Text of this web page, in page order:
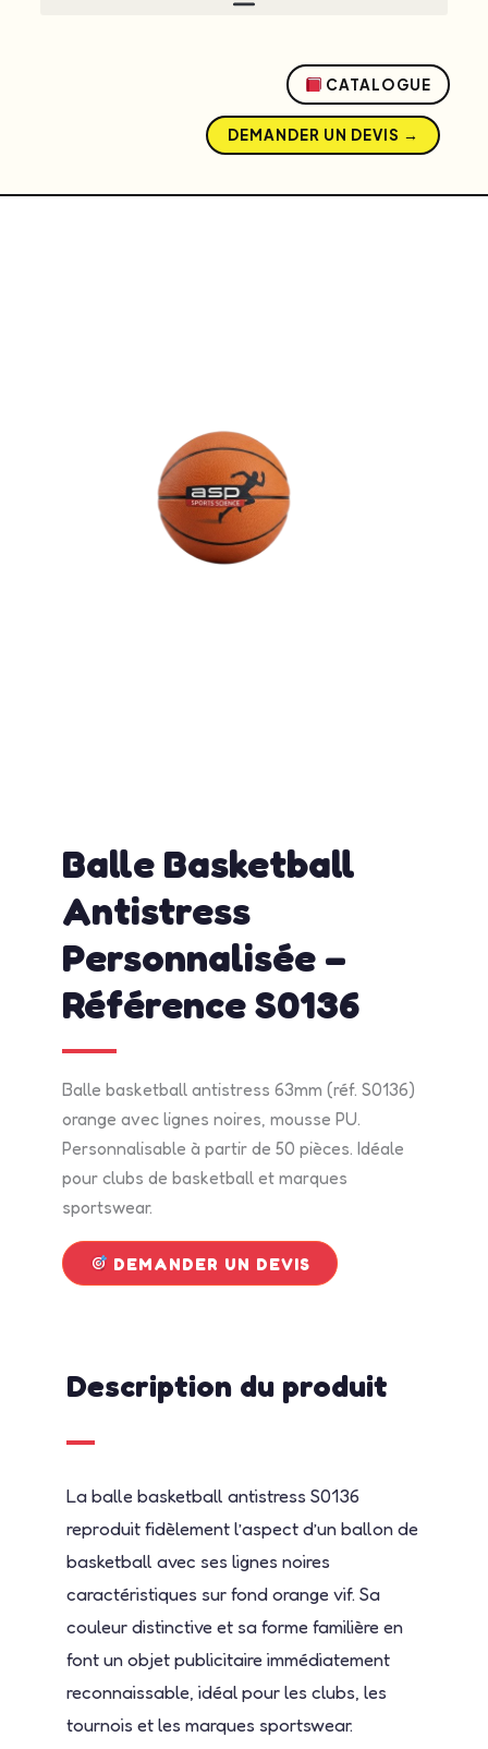
CATALOGUE
DEMANDER UN DEVIS →
Balle Basketball
Antistress
Personnalisée –
Référence S0136
Balle basketball antistress 63mm (réf. S0136)
orange avec lignes noires, mousse PU.
Personnalisable à partir de 50 pièces. Idéale
pour clubs de basketball et marques
sportswear.
DEMANDER UN DEVIS
Description du produit
La balle basketball antistress S0136
reproduit fidèlement l’aspect d’un ballon de
basketball avec ses lignes noires
caractéristiques sur fond orange vif. Sa
couleur distinctive et sa forme familière en
font un objet publicitaire immédiatement
reconnaissable, idéal pour les clubs, les
tournois et les marques sportswear.